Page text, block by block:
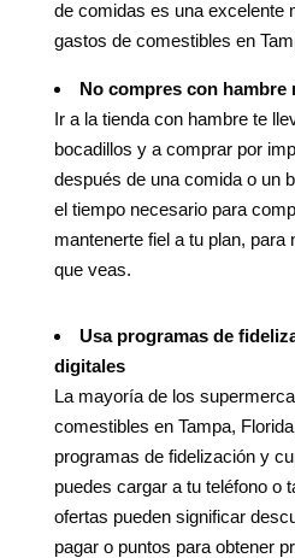
de comidas es una excelente
gastos de comestibles en
No compres con hambre
Ir a la tienda con hambre te
bocadillos y a comprar por
después de una comida o un
el tiempo necesario para
mantenerte fiel a tu plan, para
que veas.
Usa programas de
digitales
La mayoría de los
comestibles en Tampa,
programas de fidelización y
puedes cargar a tu teléfono o
ofertas pueden significar
pagar o puntos para obtener